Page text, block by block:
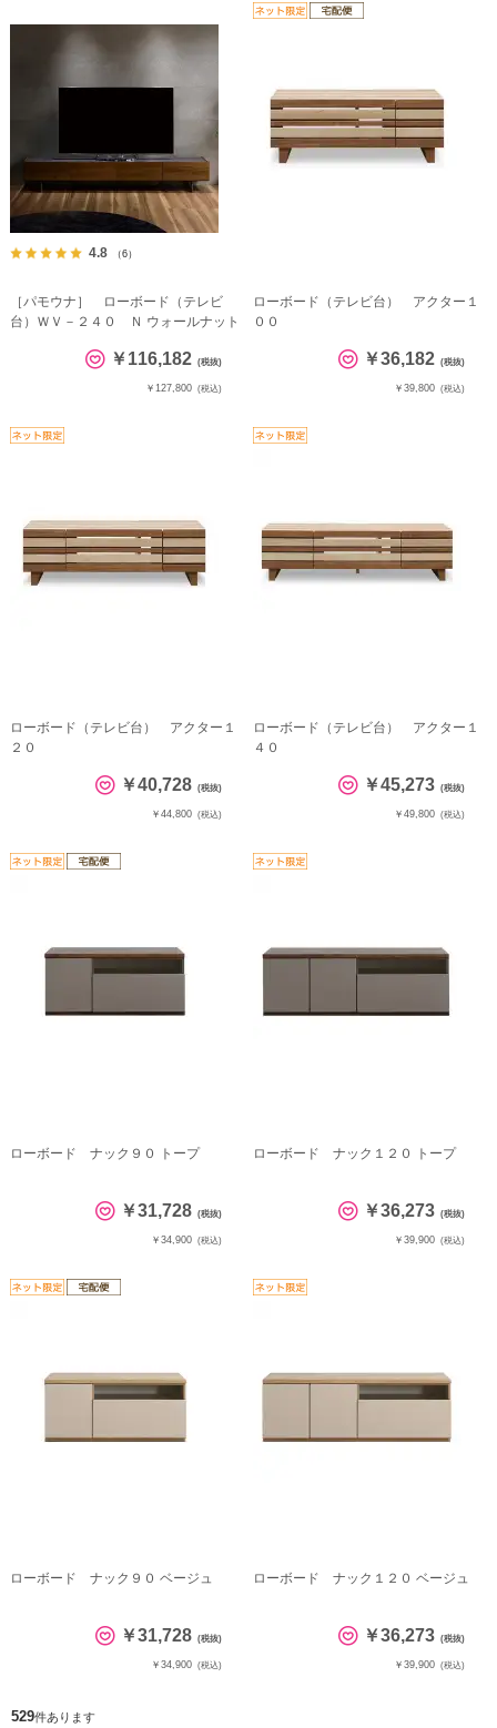
4.8 （6）
［パモウナ］ ローボード（テレビ
台）ＷＶ－２４０ Ｎ ウォールナット
￥116,182 (税抜)
￥127,800 (税込)
ローボード（テレビ台） アクター１
００
￥36,182 (税抜)
￥39,800 (税込)
ローボード（テレビ台） アクター１
２０
￥40,728 (税抜)
￥44,800 (税込)
ローボード（テレビ台） アクター１
４０
￥45,273 (税抜)
￥49,800 (税込)
ローボード ナック９０ トープ
￥31,728 (税抜)
￥34,900 (税込)
ローボード ナック１２０ トープ
￥36,273 (税抜)
￥39,900 (税込)
ローボード ナック９０ ベージュ
￥31,728 (税抜)
￥34,900 (税込)
ローボード ナック１２０ ベージュ
￥36,273 (税抜)
￥39,900 (税込)
529件あります